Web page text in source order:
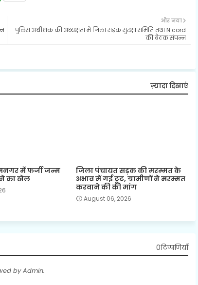
और नया
पुलिस अधीक्षक की अध्यक्षता में जिला सड़क सुरक्षा समिति तथा N cord
की बैठक संपन्न
ज़्यादा दिखाएं
में फर्जी जन्म
का खेल
जिला पंचायत सड़क की मरम्मत के
अभाव में गई टूट, ग्रामीणों ने मरम्मत
करवाने की की मांग
August 06, 2026
0टिप्पणियाँ
by Admin.